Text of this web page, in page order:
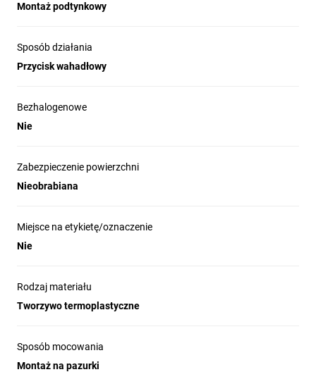
Montaż podtynkowy
Sposób działania
Przycisk wahadłowy
Bezhalogenowe
Nie
Zabezpieczenie powierzchni
Nieobrabiana
Miejsce na etykietę/oznaczenie
Nie
Rodzaj materiału
Tworzywo termoplastyczne
Sposób mocowania
Montaż na pazurki